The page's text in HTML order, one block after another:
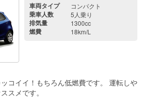
車両タイプ コンパクト
乗車人数 5人乗り
排気量 1300cc
燃費 18km/L
コイイ！もちろん低燃費です。 運転しや
スメです。